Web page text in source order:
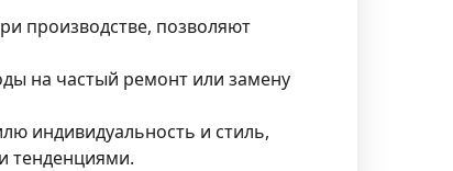
производстве, позволяют
на частый ремонт или замену
индивидуальность и стиль,
тенденциями.